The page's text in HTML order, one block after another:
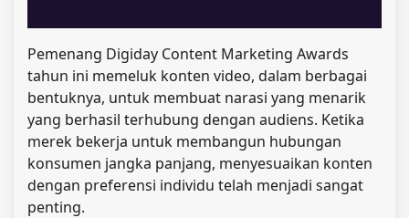
Pemenang Digiday Content Marketing Awards
tahun ini memeluk konten video, dalam berbagai
bentuknya, untuk membuat narasi yang menarik
yang berhasil terhubung dengan audiens. Ketika
merek bekerja untuk membangun hubungan
konsumen jangka panjang, menyesuaikan konten
dengan preferensi individu telah menjadi sangat
penting.